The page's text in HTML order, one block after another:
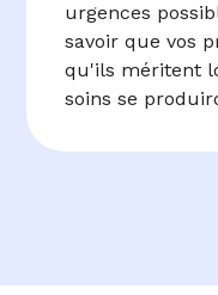
urgences
savoir que vos
qu'ils méritent
soins se